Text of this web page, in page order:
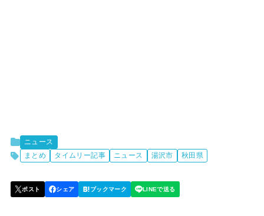
ニュース
まとめ
タイムリー記事 ニュース 湯沢市 秋田県